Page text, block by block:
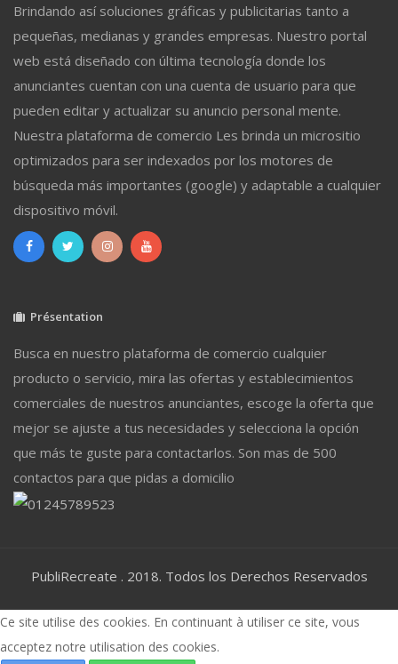
Brindando así soluciones gráficas y publicitarias tanto a
pequeñas, medianas y grandes empresas. Nuestro portal
web está diseñado con última tecnología donde los
anunciantes cuentan con una cuenta de usuario para que
pueden editar y actualizar su anuncio personal mente.
Nuestra plataforma de comercio Les brinda un micrositio
optimizados para ser indexados por los motores de
búsqueda más importantes (google) y adaptable a cualquier
dispositivo móvil.
Présentation
Busca en nuestro plataforma de comercio cualquier
producto o servicio, mira las ofertas y establecimientos
comerciales de nuestros anunciantes, escoge la oferta que
mejor se ajuste a tus necesidades y selecciona la opción
que más te guste para contactarlos. Son mas de 500
contactos para que pidas a domicilio
PubliRecreate . 2018. Todos los Derechos Reservados
Ce site utilise des cookies. En continuant à utiliser ce site, vous
acceptez notre utilisation des cookies.